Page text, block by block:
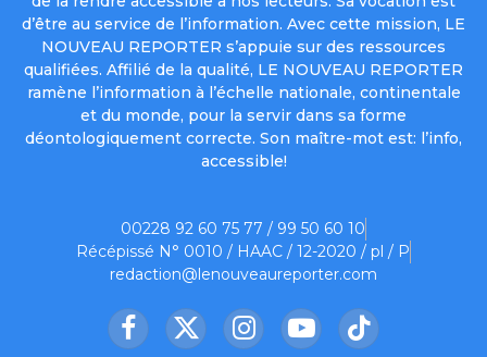
d’être au service de l’information. Avec cette mission, LE
NOUVEAU REPORTER s’appuie sur des ressources
qualifiées. Affilié de la qualité, LE NOUVEAU REPORTER
ramène l’information à l’échelle nationale, continentale
et du monde, pour la servir dans sa forme
déontologiquement correcte. Son maître-mot est: l’info,
accessible!
00228 92 60 75 77 / 99 50 60 10
Récépissé N° 0010 / HAAC / 12-2020 / pl / P
redaction@lenouveaureporter.com
Facebook
X
InstagramYouTubeTikTok